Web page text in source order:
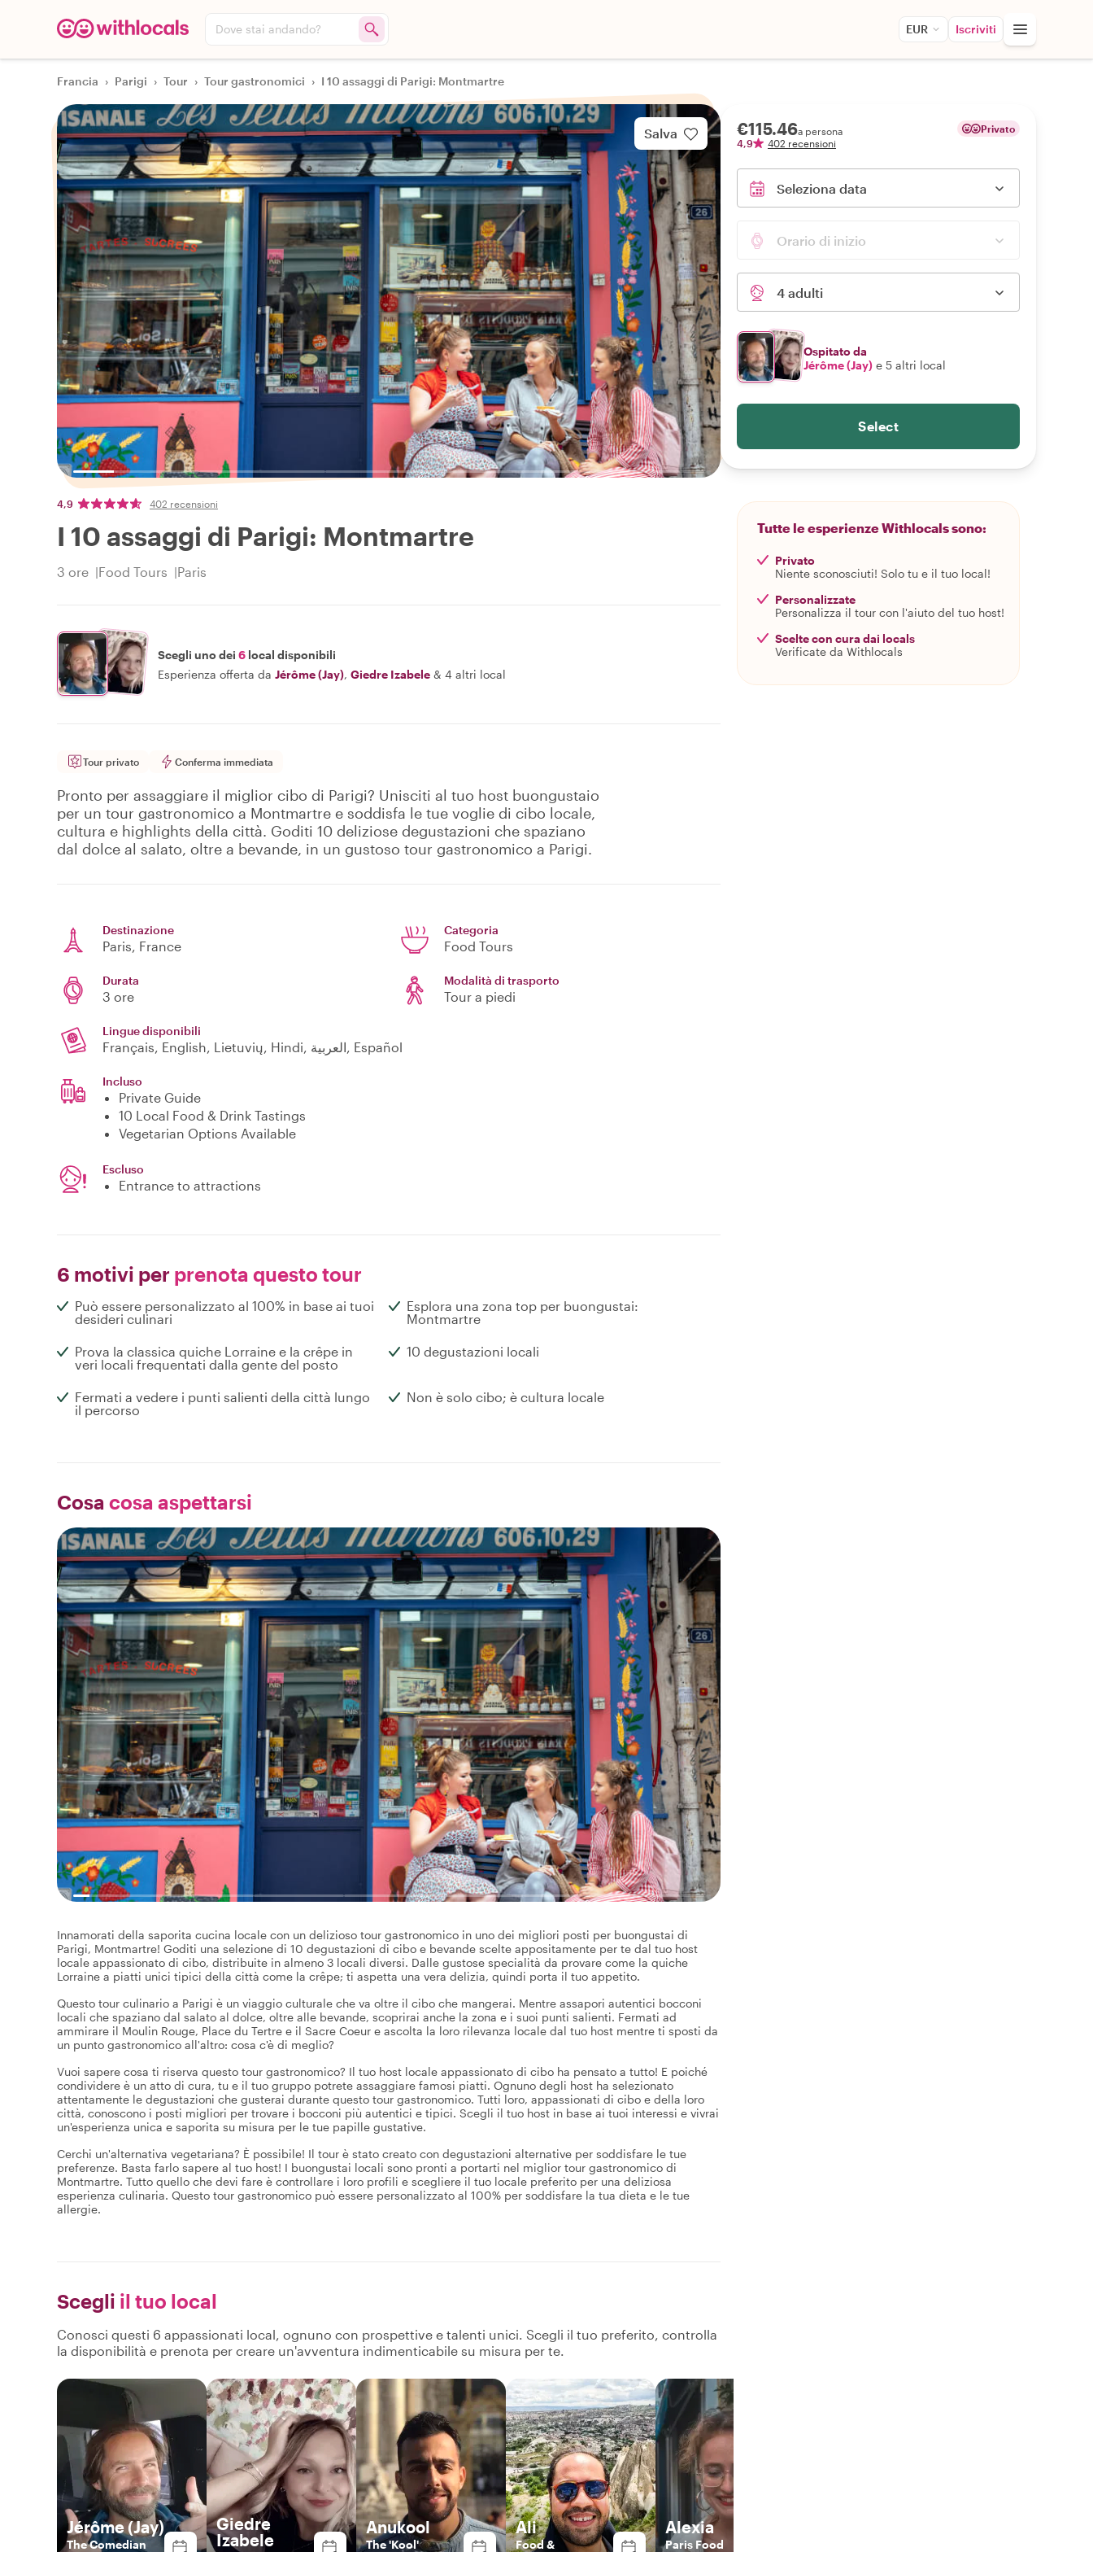
Dove stai andando? EUR Iscriviti
Francia › Parigi › Tour › Tour gastronomici › I 10 assaggi di Parigi: Montmartre
Salva
4,9 402 recensioni
I 10 assaggi di Parigi: Montmartre
3 ore Food Tours Paris
Scegli uno dei 6 local disponibili
Esperienza offerta da Jérôme (Jay), Giedre Izabele & 4 altri local
Tour privato Conferma immediata
Pronto per assaggiare il miglior cibo di Parigi? Unisciti al tuo host buongustaio
per un tour gastronomico a Montmartre e soddisfa le tue voglie di cibo locale,
cultura e highlights della città. Goditi 10 deliziose degustazioni che spaziano
dal dolce al salato, oltre a bevande, in un gustoso tour gastronomico a Parigi.
Destinazione
Paris, France
Categoria
Food Tours
Durata
3 ore
Modalità di trasporto
Tour a piedi
Lingue disponibili
Français, English, Lietuvių, Hindi, العربية, Español
Incluso
Private Guide
10 Local Food & Drink Tastings
Vegetarian Options Available
Escluso
Entrance to attractions
6 motivi per prenota questo tour
Può essere personalizzato al 100% in base ai tuoi
desideri culinari
Esplora una zona top per buongustai:
Montmartre
Prova la classica quiche Lorraine e la crêpe in
veri locali frequentati dalla gente del posto
10 degustazioni locali
Fermati a vedere i punti salienti della città lungo
il percorso
Non è solo cibo; è cultura locale
Cosa cosa aspettarsi
Innamorati della saporita cucina locale con un delizioso tour gastronomico in uno dei migliori posti per buongustai di
Parigi, Montmartre! Goditi una selezione di 10 degustazioni di cibo e bevande scelte appositamente per te dal tuo host
locale appassionato di cibo, distribuite in almeno 3 locali diversi. Dalle gustose specialità da provare come la quiche
Lorraine a piatti unici tipici della città come la crêpe; ti aspetta una vera delizia, quindi porta il tuo appetito.
Questo tour culinario a Parigi è un viaggio culturale che va oltre il cibo che mangerai. Mentre assapori autentici bocconi
locali che spaziano dal salato al dolce, oltre alle bevande, scoprirai anche la zona e i suoi punti salienti. Fermati ad
ammirare il Moulin Rouge, Place du Tertre e il Sacre Coeur e ascolta la loro rilevanza locale dal tuo host mentre ti sposti da
un punto gastronomico all'altro: cosa c'è di meglio?
Vuoi sapere cosa ti riserva questo tour gastronomico? Il tuo host locale appassionato di cibo ha pensato a tutto! E poiché
condividere è un atto di cura, tu e il tuo gruppo potrete assaggiare famosi piatti. Ognuno degli host ha selezionato
attentamente le degustazioni che gusterai durante questo tour gastronomico. Tutti loro, appassionati di cibo e della loro
città, conoscono i posti migliori per trovare i bocconi più autentici e tipici. Scegli il tuo host in base ai tuoi interessi e vivrai
un'esperienza unica e saporita su misura per le tue papille gustative.
Cerchi un'alternativa vegetariana? È possibile! Il tour è stato creato con degustazioni alternative per soddisfare le tue
preferenze. Basta farlo sapere al tuo host! I buongustai locali sono pronti a portarti nel miglior tour gastronomico di
Montmartre. Tutto quello che devi fare è controllare i loro profili e scegliere il tuo locale preferito per una deliziosa
esperienza culinaria. Questo tour gastronomico può essere personalizzato al 100% per soddisfare la tua dieta e le tue
allergie.
Scegli il tuo local
Conosci questi 6 appassionati local, ognuno con prospettive e talenti unici. Scegli il tuo preferito, controlla
la disponibilità e prenota per creare un'avventura indimenticabile su misura per te.
Jérôme (Jay)
The Comedian
Giedre
Izabele
Anukool
The 'Kool'
Ali
Food &
Alexia
Paris Food
€115.46a persona
4,9
402 recensioni
Privato
Seleziona data
Orario di inizio
4 adulti
Ospitato da
Jérôme (Jay) e 5 altri local
Select
Tutte le esperienze Withlocals sono:
Privato
Niente sconosciuti! Solo tu e il tuo local!
Personalizzate
Personalizza il tour con l'aiuto del tuo host!
Scelte con cura dai locals
Verificate da Withlocals